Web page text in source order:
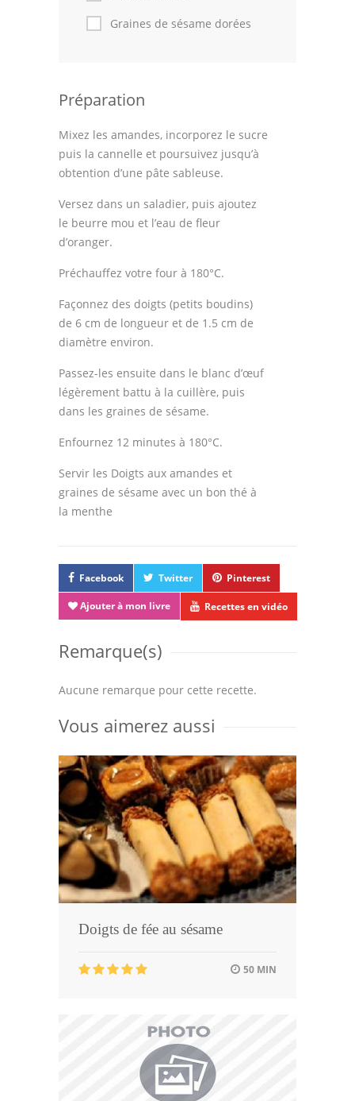
Graines de sésame dorées
Préparation
Mixez les amandes, incorporez le sucre
puis la cannelle et poursuivez jusqu’à
obtention d’une pâte sableuse.
Versez dans un saladier, puis ajoutez
le beurre mou et l’eau de fleur
d’oranger.
Préchauffez votre four à 180°C.
Façonnez des doigts (petits boudins)
de 6 cm de longueur et de 1.5 cm de
diamètre environ.
Passez-les ensuite dans le blanc d’œuf
légèrement battu à la cuillère, puis
dans les graines de sésame.
Enfournez 12 minutes à 180°C.
Servir les Doigts aux amandes et
graines de sésame avec un bon thé à
la menthe
Facebook Twitter Pinterest
Ajouter à mon livre Recettes en vidéo
Remarque(s)
Aucune remarque pour cette recette.
Vous aimerez aussi
Doigts de fée au sésame
50 MIN